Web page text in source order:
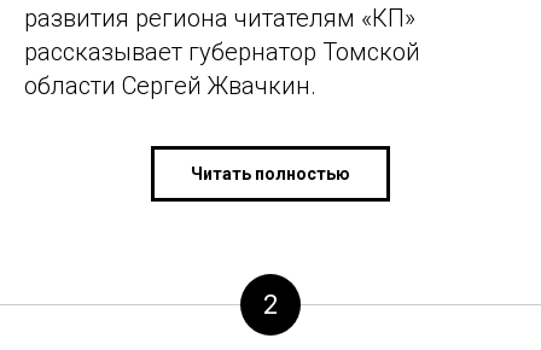
развития региона читателям «КП»
рассказывает губернатор Томской
области Сергей Жвачкин.
Читать полностью
2